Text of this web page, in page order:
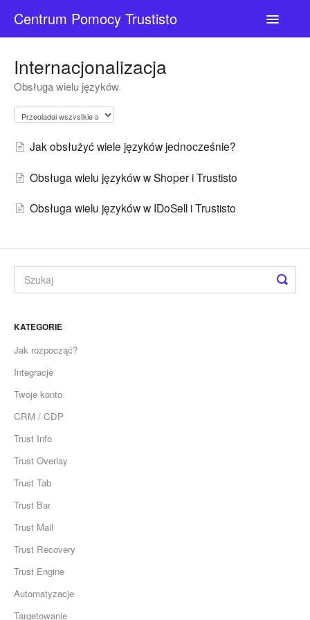
Centrum Pomocy Trustisto
Toggle
Internacjonalizacja
Obsługa wielu języków
Jak obsłużyć wiele języków jednocześnie?
Obsługa wielu języków w Shoper i Trustisto
Obsługa wielu języków w IDoSell i Trustisto
KATEGORIE
Jak rozpocząć?
Integracje
Twoje konto
CRM / CDP
Trust Info
Trust Overlay
Trust Tab
Trust Bar
Trust Mail
Trust Recovery
Trust Engine
Automatyzacje
Targetowanie